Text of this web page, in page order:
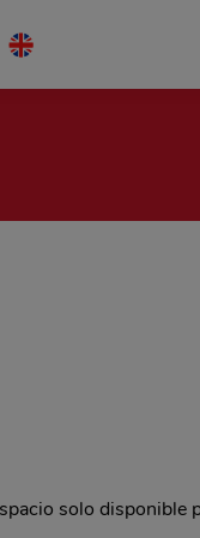
solo disponible